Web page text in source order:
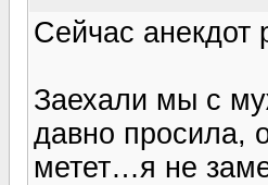
Сейчас анекдот
Заехали мы с
давно просила,
метет…я не